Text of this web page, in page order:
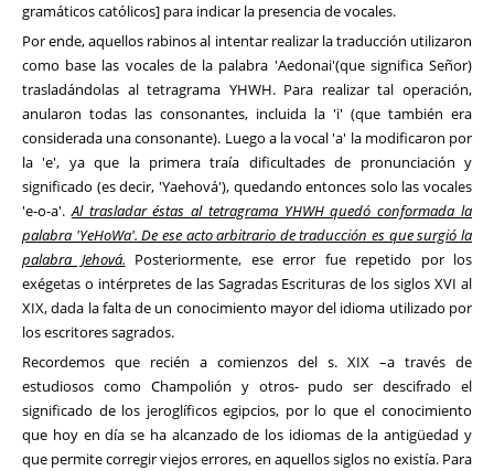
gramáticos católicos] para indicar la presencia de vocales.
Por ende, aquellos rabinos al intentar realizar la traducción utilizaron
como base las vocales de la palabra 'Aedonai'(que significa Señor)
trasladándolas al tetragrama YHWH. Para realizar tal operación,
anularon todas las consonantes, incluida la 'i' (que también era
considerada una consonante). Luego a la vocal 'a' la modificaron por
la 'e', ya que la primera traía dificultades de pronunciación y
significado (es decir, 'Yaehová'), quedando entonces solo las vocales
'e-o-a'.Al trasladar éstas al tetragrama YHWH quedó conformada la
palabra 'YeHoWa'. De ese acto arbitrario de traducción es que surgió la
palabra Jehová. Posteriormente, ese error fue repetido por los
exégetas o intérpretes de las Sagradas Escrituras de los siglos XVI al
XIX, dada la falta de un conocimiento mayor del idioma utilizado por
los escritores sagrados.
Recordemos que recién a comienzos del s. XIX –a través de
estudiosos como Champolión y otros- pudo ser descifrado el
significado de los jeroglíficos egipcios, por lo que el conocimiento
que hoy en día se ha alcanzado de los idiomas de la antigüedad y
que permite corregir viejos errores, en aquellos siglos no existía. Para